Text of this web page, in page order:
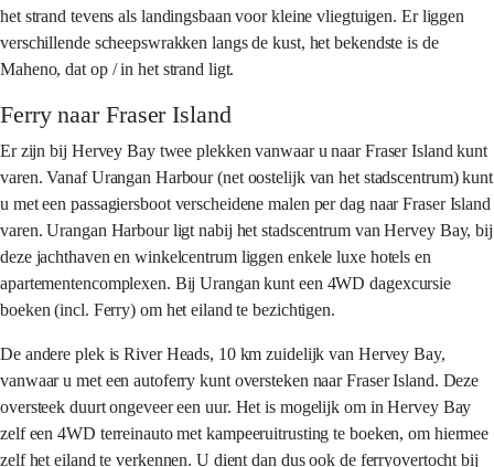
het strand tevens als landingsbaan voor kleine vliegtuigen. Er liggen
verschillende scheepswrakken langs de kust, het bekendste is de
Maheno, dat op / in het strand ligt.
Ferry naar Fraser Island
Er zijn bij Hervey Bay twee plekken vanwaar u naar Fraser Island kunt
varen. Vanaf Urangan Harbour (net oostelijk van het stadscentrum) kunt
u met een passagiersboot verscheidene malen per dag naar Fraser Island
varen. Urangan Harbour ligt nabij het stadscentrum van Hervey Bay, bij
deze jachthaven en winkelcentrum liggen enkele luxe hotels en
apartementencomplexen. Bij Urangan kunt een 4WD dagexcursie
boeken (incl. Ferry) om het eiland te bezichtigen.
De andere plek is River Heads, 10 km zuidelijk van Hervey Bay,
vanwaar u met een autoferry kunt oversteken naar Fraser Island. Deze
oversteek duurt ongeveer een uur. Het is mogelijk om in Hervey Bay
zelf een 4WD terreinauto met kampeeruitrusting te boeken, om hiermee
zelf het eiland te verkennen. U dient dan dus ook de ferryovertocht bij